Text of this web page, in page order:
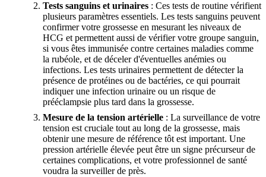
Tests sanguins et urinaires : Ces tests de routine vérifient
plusieurs paramètres essentiels. Les tests sanguins peuvent
confirmer votre grossesse en mesurant les niveaux de
HCG et permettent aussi de vérifier votre groupe sanguin,
si vous êtes immunisée contre certaines maladies comme
la rubéole, et de déceler d'éventuelles anémies ou
infections. Les tests urinaires permettent de détecter la
présence de protéines ou de bactéries, ce qui pourrait
indiquer une infection urinaire ou un risque de
prééclampsie plus tard dans la grossesse.
Mesure de la tension artérielle : La surveillance de votre
tension est cruciale tout au long de la grossesse, mais
obtenir une mesure de référence tôt est important. Une
pression artérielle élevée peut être un signe précurseur de
certaines complications, et votre professionnel de santé
voudra la surveiller de près.